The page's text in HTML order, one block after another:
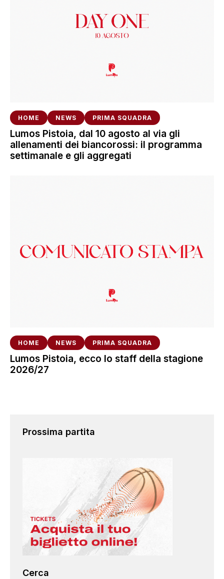
HOME NEWS PRIMA SQUADRA
Lumos Pistoia, dal 10 agosto al via gli
allenamenti dei biancorossi: il programma
settimanale e gli aggregati
HOME NEWS PRIMA SQUADRA
Lumos Pistoia, ecco lo staff della stagione
2026/27
Prossima partita
Cerca